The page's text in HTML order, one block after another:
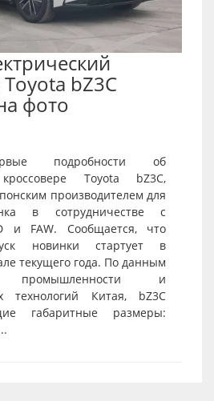
bZ3C
фото
подробности об
Toyota bZ3C,
производителем для
в сотрудничестве с
и FAW. Сообщается, что
новинки стартует в
текущего года. По данным
промышленности и
технологий Китая, bZ3C
габаритные размеры: